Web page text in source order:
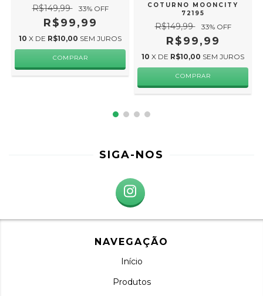
R$149,99 33% OFF
R$99,99
10 X DE R$10,00 SEM JUROS
COMPRAR
COTURNO MOONCITY
72195
R$149,99 33% OFF
R$99,99
10 X DE R$10,00 SEM JUROS
COMPRAR
SIGA-NOS
NAVEGAÇÃO
Início
Produtos